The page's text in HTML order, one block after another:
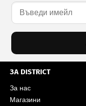
ЗА DISTRICT
За нас
Магазини